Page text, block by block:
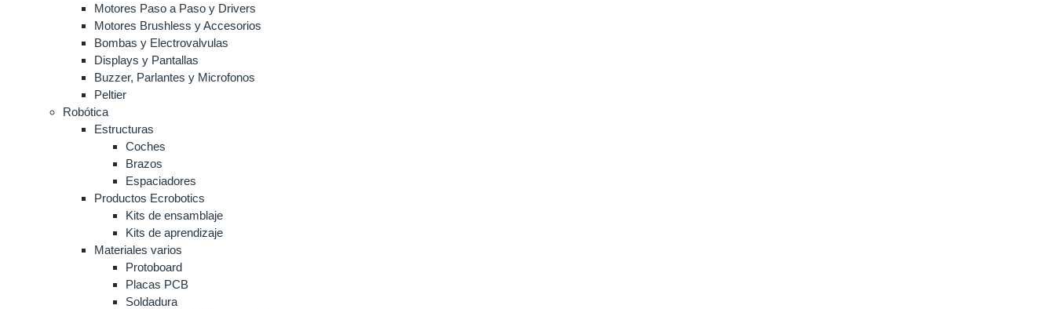
Motores Paso a Paso y Drivers
Motores Brushless y Accesorios
Bombas y Electrovalvulas
Displays y Pantallas
Buzzer, Parlantes y Microfonos
Peltier
Robótica
Estructuras
Coches
Brazos
Espaciadores
Productos Ecrobotics
Kits de ensamblaje
Kits de aprendizaje
Materiales varios
Protoboard
Placas PCB
Soldadura